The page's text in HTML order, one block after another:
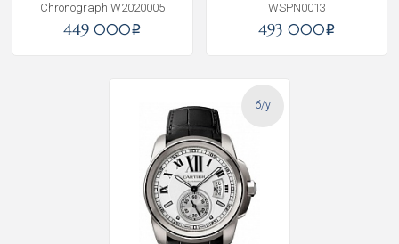
Chronograph W2020005
449 000i
WSPN0013
493 000i
б/у
Получать на почту